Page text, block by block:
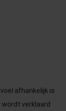
afhankelijk is
wordt verklaard